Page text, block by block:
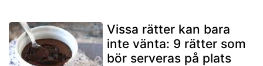
Vissa rätter kan bara
inte vänta: 9 rätter som
bör serveras på plats